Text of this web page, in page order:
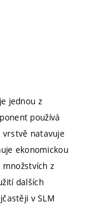
jednou z
používá
natavuje
ekonomickou
z
dalších
v SLM